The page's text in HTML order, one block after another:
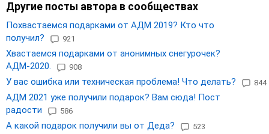
Другие посты автора в сообществах
Похвастаемся подарками от АДМ 2019? Кто что
получил?
921
Хвастаемся подарками от анонимных снегурочек?
АДМ-2020.
908
У вас ошибка или техническая проблема! Что делать? 844
АДМ 2021 уже получили подарок? Вам сюда! Пост
радости
586
А какой подарок получили вы от Деда? 523